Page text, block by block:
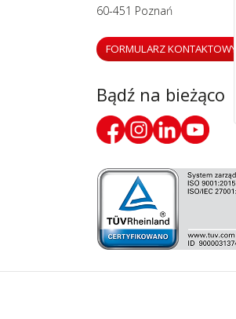
60-451 Poznań
FORMULARZ KONTAKTOWY
Bądź na bieżąco